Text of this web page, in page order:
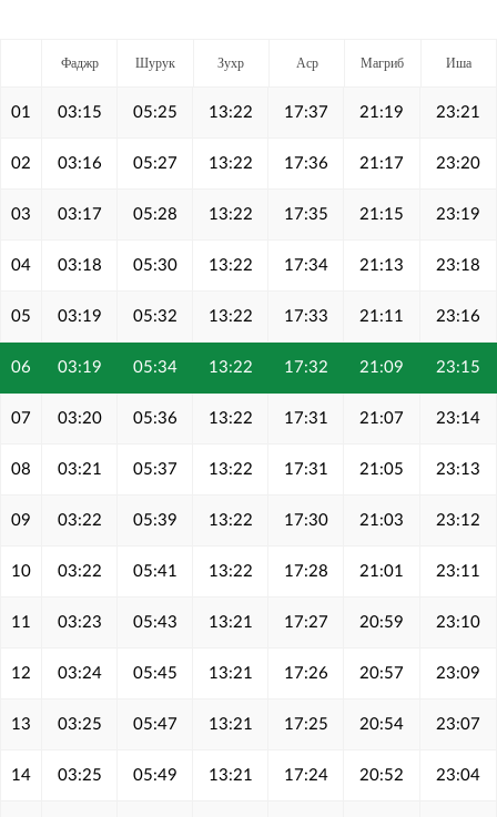
Фаджр Шурук Зухр Аср Магриб Иша
01 03:15 05:25 13:22 17:37 21:19 23:21
02 03:16 05:27 13:22 17:36 21:17 23:20
03 03:17 05:28 13:22 17:35 21:15 23:19
04 03:18 05:30 13:22 17:34 21:13 23:18
05 03:19 05:32 13:22 17:33 21:11 23:16
06 03:19 05:34 13:22 17:32 21:09 23:15
07 03:20 05:36 13:22 17:31 21:07 23:14
08 03:21 05:37 13:22 17:31 21:05 23:13
09 03:22 05:39 13:22 17:30 21:03 23:12
10 03:22 05:41 13:22 17:28 21:01 23:11
11 03:23 05:43 13:21 17:27 20:59 23:10
12 03:24 05:45 13:21 17:26 20:57 23:09
13 03:25 05:47 13:21 17:25 20:54 23:07
14 03:25 05:49 13:21 17:24 20:52 23:04